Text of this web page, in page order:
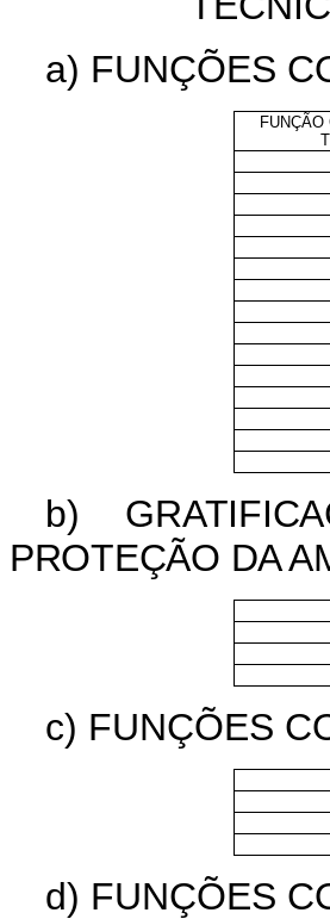
a) FUNÇÕES
FUNÇÃO
b)
PROTEÇÃO DA
c) FUNÇÕES
d) FUNÇÕES